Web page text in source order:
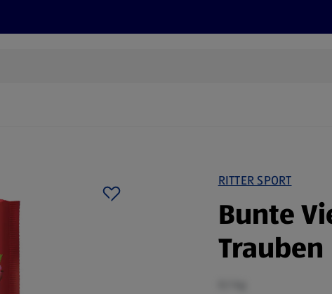
RITTER SPORT
Bunte
Trauben